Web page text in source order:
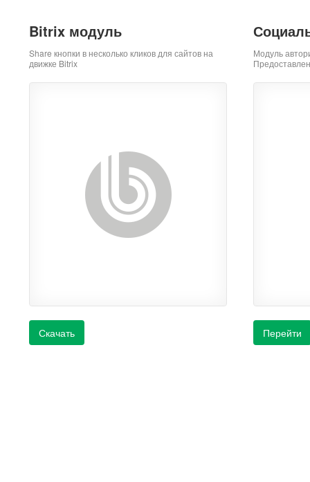
Bitrix модуль
Share кнопки в несколько кликов для сайтов на
движке Bitrix
Скачать
Модуль
Перейти